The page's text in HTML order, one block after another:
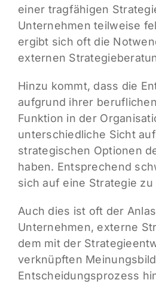
einer tragfähigen
Unternehmen teilweise
ergibt sich oft die
externen
Hinzu kommt, dass die
aufgrund ihrer
Funktion in der
unterschiedliche Sicht
strategischen Optionen
haben. Entsprechend
sich auf eine Strategie
Auch dies ist oft der
Unternehmen, externe
dem mit der
verknüpften
Entscheidungsprozess